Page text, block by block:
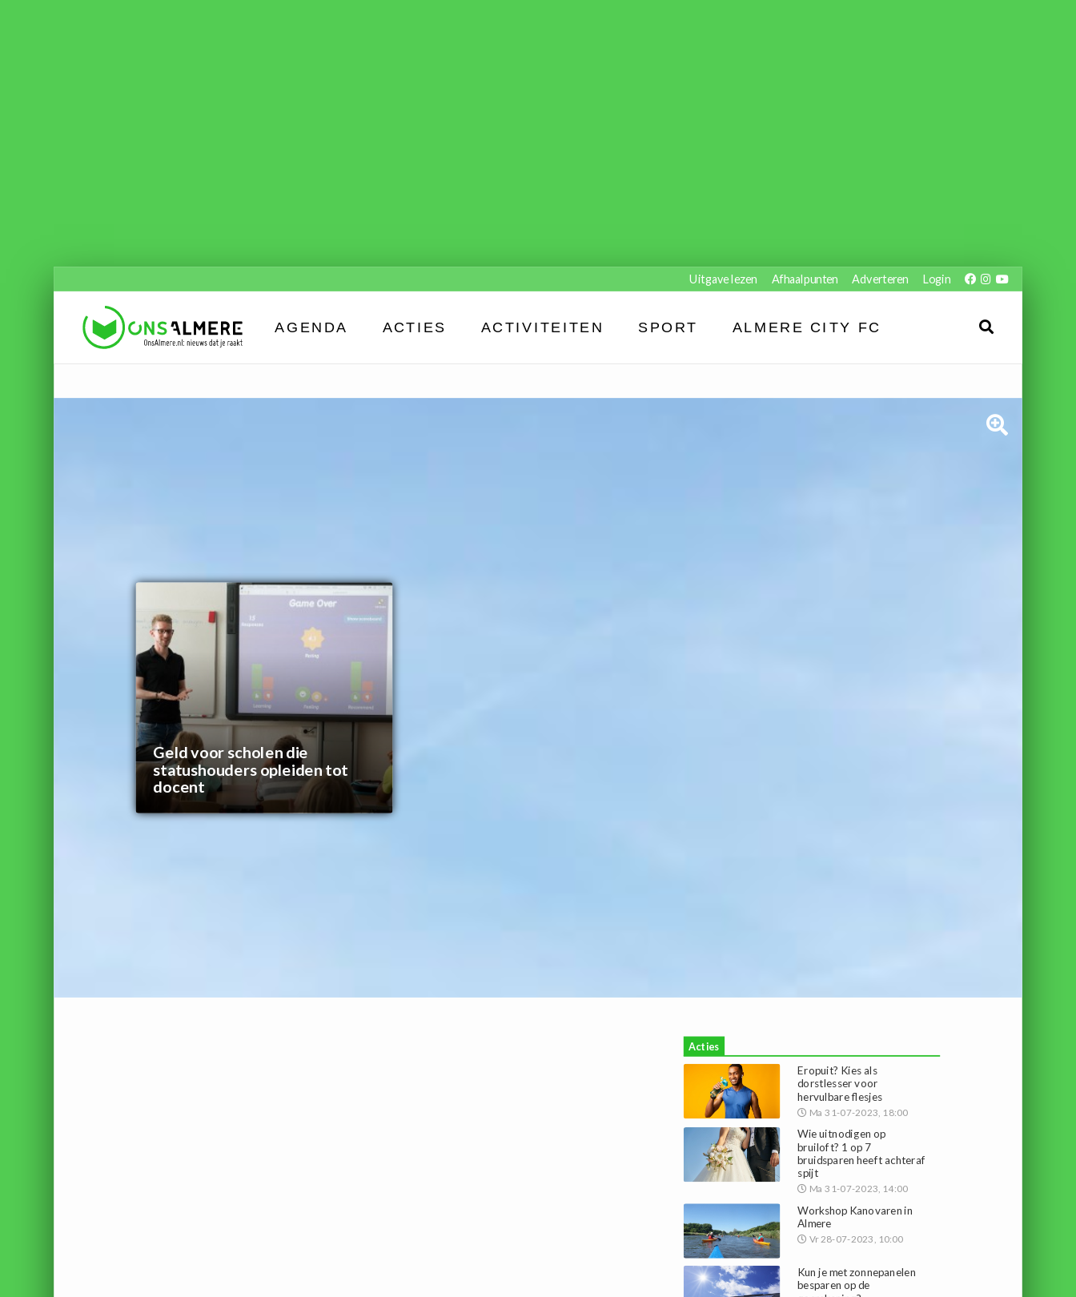
Uitgave lezen Afhaalpunten Adverteren Login
AGENDA ACTIES ACTIVITEITEN SPORT ALMERE CITY FC
Geld voor scholen die
statushouders opleiden tot
docent
Acties
Eropuit? Kies als
dorstlesser voor
hervulbare flesjes
Ma 31-07-2023, 18:00
Wie uitnodigen op
bruiloft? 1 op 7
bruidsparen heeft achteraf
spijt
Ma 31-07-2023, 14:00
Workshop Kanovaren in
Almere
Vr 28-07-2023, 10:00
Kun je met zonnepanelen
besparen op de